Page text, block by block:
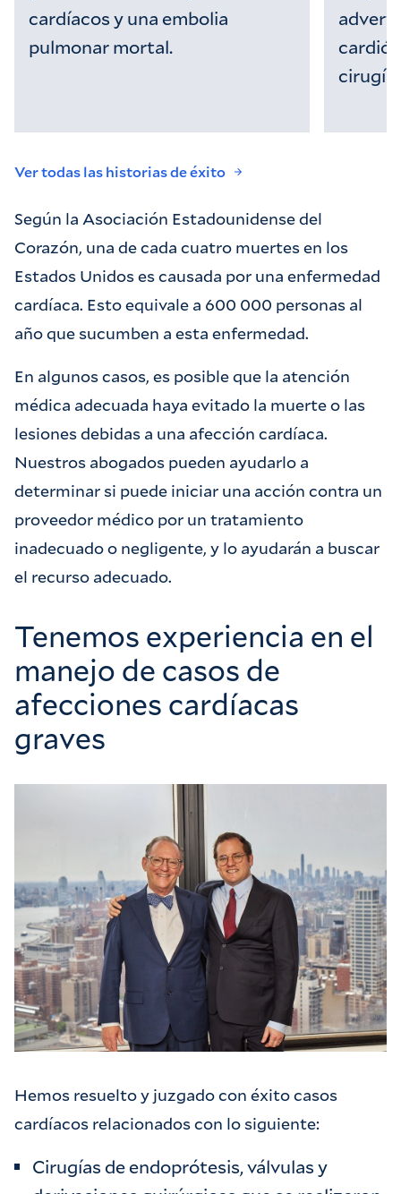
cardíacos y una embolia
pulmonar mortal.
cirugía.
Ver todas las historias de éxito
Según la Asociación Estadounidense del
Corazón, una de cada cuatro muertes en los
Estados Unidos es causada por una enfermedad
cardíaca. Esto equivale a 600 000 personas al
año que sucumben a esta enfermedad.
En algunos casos, es posible que la atención
médica adecuada haya evitado la muerte o las
lesiones debidas a una afección cardíaca.
Nuestros abogados pueden ayudarlo a
determinar si puede iniciar una acción contra un
proveedor médico por un tratamiento
inadecuado o negligente, y lo ayudarán a buscar
el recurso adecuado.
Tenemos experiencia en el
manejo de casos de
afecciones cardíacas
graves
Hemos resuelto y juzgado con éxito casos
cardíacos relacionados con lo siguiente:
Cirugías de endoprótesis, válvulas y